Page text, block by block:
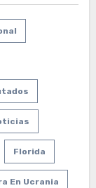
Florida
En Ucrania